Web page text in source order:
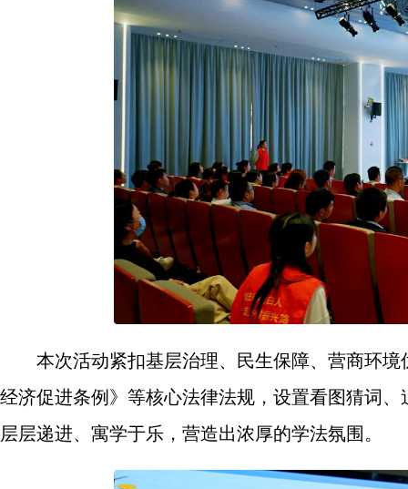
本次活动紧扣基层治理、民生保障、营商环
经济促进条例》等核心法律法规，设置看图猜词
层层递进、寓学于乐，营造出浓厚的学法氛围。